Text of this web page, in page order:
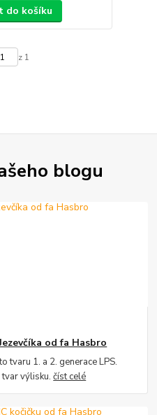
do košíku
z 1
blogu
od fa Hasbro
tvaru 1. a 2. generace LPS.
tvar výlisku.číst celé